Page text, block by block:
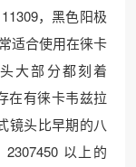
，黑色阳极
适合使用在徕卡
大部分都刻着
在有徕卡韦兹拉
镜头比早期的八
以上的